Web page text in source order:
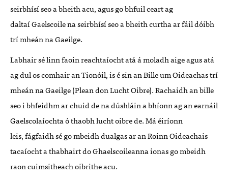
seirbhísíseo a bheith acu, agus go bhfuil ceart ag
daltaíGaelscoile na seirbhísíseo a bheith curtha ar fáil dóibh
trí mheán na Gaeilge.
Labhair sélinn faoinreachtaíochtatá á moladhaigeagus atá
ag dul os comhair anTionóil, is é sin an Bille um Oideachas trí
mheán na Gaeilge (Plean don Lucht Oibre). Rachaidh an bille
seo i bhfeidhm ar chuid de na dúshláin a bhíonn ag an earnáil
Gaelscolaíochtaóthaobh lucht oibre de. Má éiríonn
leis,fágfaidh ségo mbeidh dualgas ar an Roinn Oideachais
tacaíocht a thabhairt do Ghaelscoileannaionas go mbeidh
raon cuimsitheach oibrithe acu.